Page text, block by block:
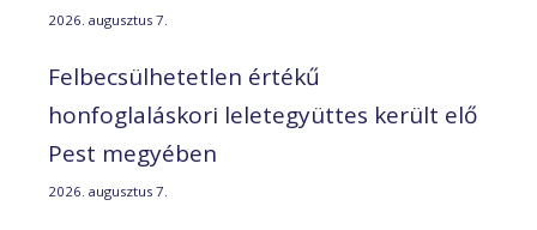
2026. augusztus 7.
Felbecsülhetetlen értékű
honfoglaláskori leletegyüttes került elő
Pest megyében
2026. augusztus 7.